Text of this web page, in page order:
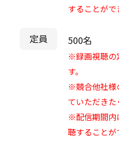
することがで
定員 500名
※録画視聴の
す。
※競合他社様
ていただきた
※配信期間内
聴することが